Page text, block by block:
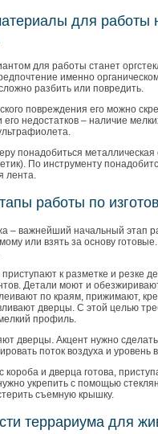
для работы
для работы станет
именно
разбить или повредить.
повреждения его можно
недостатков – наличие
понадобиться
По инструменту
лента.
работы по
– важнейший начальный этап
или взять за основу
приступают к разметке и резке
Детали моют и
по краям, прижимают,
дверцы. С этой целью
профиль.
дверцы. Акцент нужно
поток воздуха и
с короба и дверца готова,
укрепить с помощью
съемную крышку.
террариума для